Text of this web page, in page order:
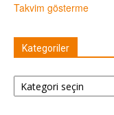
Takvim gösterme
Kategoriler
Kategoriler